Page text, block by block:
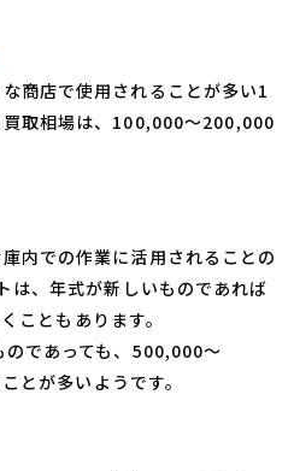
商店で使用されることが多い1
買取相場は、100,000〜200,000
内での作業に活用されることの
は、年式が新しいものであれば
こともあります。
であっても、500,000〜
とが多いようです。